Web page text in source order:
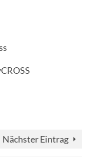
Nächster Eintrag